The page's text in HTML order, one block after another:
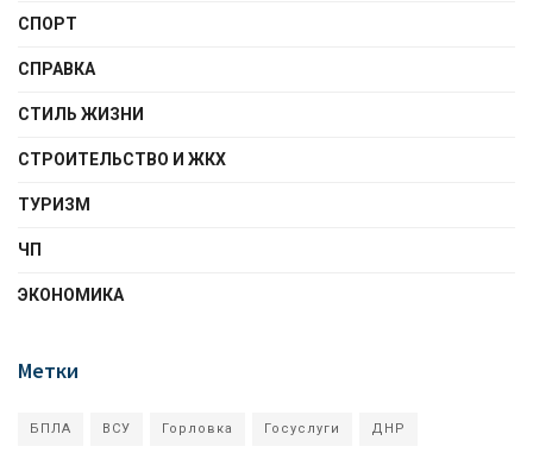
СПОРТ
СПРАВКА
СТИЛЬ ЖИЗНИ
СТРОИТЕЛЬСТВО И ЖКХ
ТУРИЗМ
ЧП
ЭКОНОМИКА
Метки
БПЛА ВСУ Горловка Госуслуги ДНР